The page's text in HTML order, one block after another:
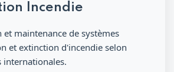
Incendie
maintenance de systèmes
et extinction d'incendie selon
internationales.